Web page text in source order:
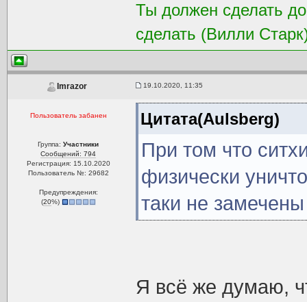
Ты должен сделать
сделать (Вилли
Imrazor 19.10.2020, 11:35
Пользователь забанен
Группа:Участники
Сообщений: 794
Регистрация: 15.10.2020
Пользователь №: 29682
Предупреждения:
(20%)
Цитата(Aulsberg)
При том что
физически
таки не замечены
Я всё же думаю,